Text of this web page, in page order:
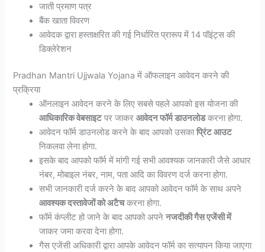
जाती प्रमाण पत्र
बैंक खाता विवरण
आवेदक द्वारा हस्ताक्षरित की गई निर्धारित प्रारूप में 14 पॉइंट्स की
डिक्लेरेशन
Pradhan Mantri Ujjwala Yojana में ऑफलाइन आवेदन करने की
प्रक्रिया
ऑनलाइन आवेदन करने के लिए सबसे पहले आपको इस योजना की
आधिकारिक वेबसाइटपर जाकरआवेदन फॉर्म डाउनलोडकरना होगा.
आवेदन फॉर्म डाउनलोड करने के बाद आपको उसकाप्रिंट आउट
निकलवा लेना होगा.
इसके बाद आपको फॉर्म में मांगी गई सभी आवश्यक जानकारी जैसे आधार
नंबर, मोबाइल नंबर, नाम, पता आदि का विवरण दर्ज करना होगा.
सभी जानकारी दर्ज करने के बाद आपको आवेदन फॉर्म के साथ अपने
आवश्यक दस्तावेजों को अटैचकरना होगा.
फॉर्म कंप्लीट हो जाने के बाद आपको अपनेनजदीकी गैस एजेंसी में
जाकर जमा करवा देना होगा.
गैस एजेंसी अधिकारी द्वारा आपके आवेदन फॉर्म का सत्यापन किया जाएगा